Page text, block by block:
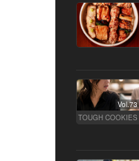
Vol.73
TOUGH COOKIES